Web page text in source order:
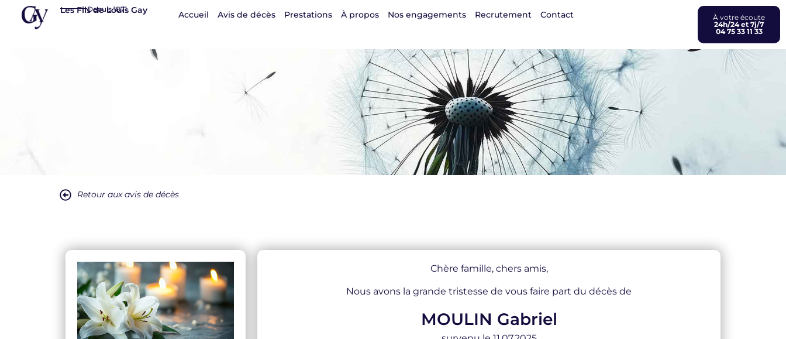
Panneau de gestion des cookies
Les Fils de Louis Gay
Depuis 1871
Accueil Avis de décès Prestations À propos Nos engagements Recrutement Contact
À votre écoute
24h/24 et 7j/7
04 75 33 11 33
Retour aux avis de décès
Chère famille, chers amis,
Nous avons la grande tristesse de vous faire part du décès de
MOULIN Gabriel